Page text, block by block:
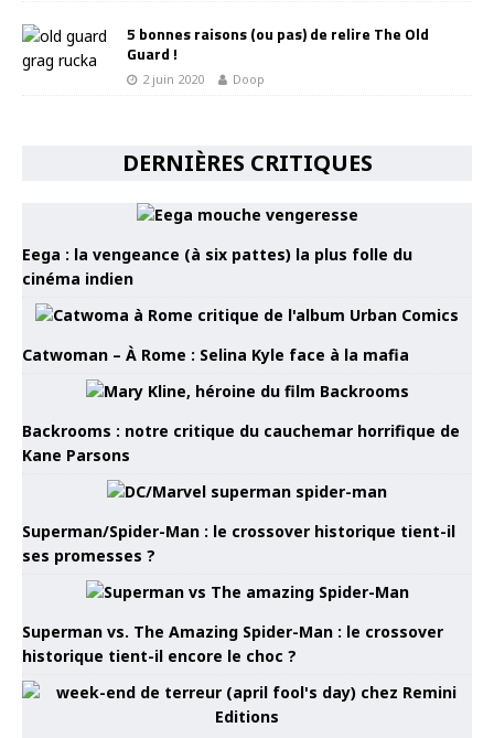
5 bonnes raisons (ou pas) de relire The Old
Guard !
2 juin 2020 Doop
DERNIÈRES CRITIQUES
Eega : la vengeance (à six pattes) la plus folle du
cinéma indien
Catwoman – À Rome : Selina Kyle face à la mafia
Backrooms : notre critique du cauchemar horrifique de
Kane Parsons
Superman/Spider-Man : le crossover historique tient-il
ses promesses ?
Superman vs. The Amazing Spider-Man : le crossover
historique tient-il encore le choc ?